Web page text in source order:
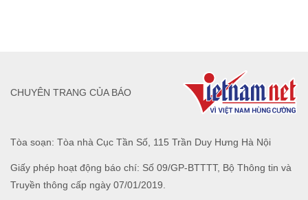
Tòa soạn: Tòa nhà Cục Tần Số, 115 Trần Duy Hưng Hà Nội
Giấy phép hoạt động báo chí: Số 09/GP-BTTTT, Bộ Thông tin và
Truyền thông cấp ngày 07/01/2019.
CHUYÊN TRANG CỦA BÁO